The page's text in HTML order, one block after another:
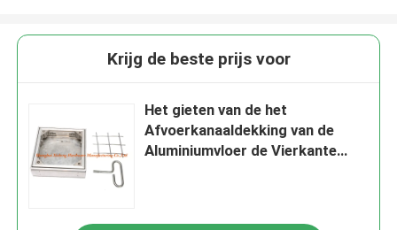
Krijg de beste prijs voor
Het gieten van de het
Afvoerkanaaldekking van de
Aluminiumvloer de Vierkante